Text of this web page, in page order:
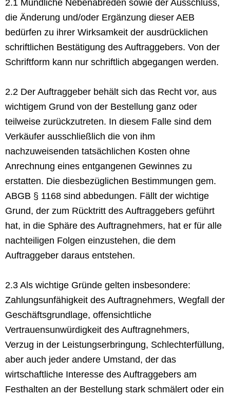
2.1 Mündliche Nebenabreden sowie der Ausschluss,
die Änderung und/oder Ergänzung dieser AEB
bedürfen zu ihrer Wirksamkeit der ausdrücklichen
schriftlichen Bestätigung des Auftraggebers. Von der
Schriftform kann nur schriftlich abgegangen werden.
2.2 Der Auftraggeber behält sich das Recht vor, aus
wichtigem Grund von der Bestellung ganz oder
teilweise zurückzutreten. In diesem Falle sind dem
Verkäufer ausschließlich die von ihm
nachzuweisenden tatsächlichen Kosten ohne
Anrechnung eines entgangenen Gewinnes zu
erstatten. Die diesbezüglichen Bestimmungen gem.
ABGB § 1168 sind abbedungen. Fällt der wichtige
Grund, der zum Rücktritt des Auftraggebers geführt
hat, in die Sphäre des Auftragnehmers, hat er für alle
nachteiligen Folgen einzustehen, die dem
Auftraggeber daraus entstehen.
2.3 Als wichtige Gründe gelten insbesondere:
Zahlungsunfähigkeit des Auftragnehmers, Wegfall der
Geschäftsgrundlage, offensichtliche
Vertrauensunwürdigkeit des Auftragnehmers,
Verzug in der Leistungserbringung, Schlechterfüllung,
aber auch jeder andere Umstand, der das
wirtschaftliche Interesse des Auftraggebers am
Festhalten an der Bestellung stark schmälert oder ein